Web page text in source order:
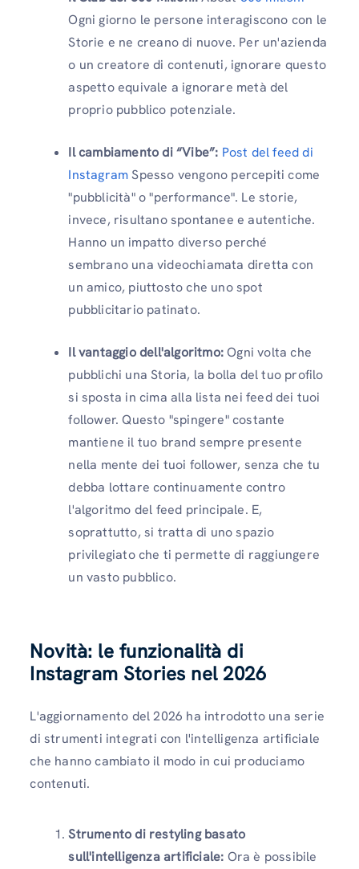
Ogni giorno le persone interagiscono con le
Storie e ne creano di nuove. Per un'azienda
o un creatore di contenuti, ignorare questo
aspetto equivale a ignorare metà del
proprio pubblico potenziale.
Il cambiamento di “Vibe”: Post del feed di
InstagramSpesso vengono percepiti come
"pubblicità" o "performance". Le storie,
invece, risultano spontanee e autentiche.
Hanno un impatto diverso perché
sembrano una videochiamata diretta con
un amico, piuttosto che uno spot
pubblicitario patinato.
Il vantaggio dell'algoritmo:Ogni volta che
pubblichi una Storia, la bolla del tuo profilo
si sposta in cima alla lista nei feed dei tuoi
follower. Questo "spingere" costante
mantiene il tuo brand sempre presente
nella mente dei tuoi follower, senza che tu
debba lottare continuamente contro
l'algoritmo del feed principale. E,
soprattutto, si tratta di uno spazio
privilegiato che ti permette di raggiungere
un vasto pubblico.
Novità: le funzionalità di
Instagram Stories nel 2026
L'aggiornamento del 2026 ha introdotto una serie
di strumenti integrati con l'intelligenza artificiale
che hanno cambiato il modo in cui produciamo
contenuti.
Strumento di restyling basato
sull'intelligenza artificiale: Ora è possibile